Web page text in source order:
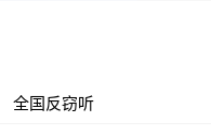
全国反窃听